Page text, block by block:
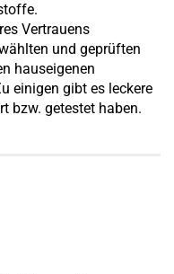
Vertrauens
und geprüften
hauseigenen
einigen gibt es leckere
bzw. getestet haben.